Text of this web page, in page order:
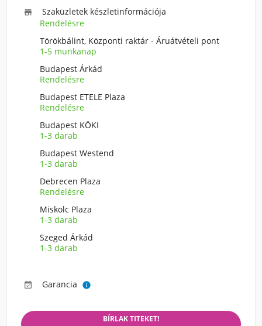

Szaküzletek készletinformációja
Rendelésre
Törökbálint, Központi raktár - Áruátvételi pont
1-5 munkanap
Budapest Árkád
Rendelésre
Budapest ETELE Plaza
Rendelésre
Budapest KÖKI
1-3 darab
Budapest Westend
1-3 darab
Debrecen Plaza
Rendelésre
Miskolc Plaza
1-3 darab
Szeged Árkád
1-3 darab
 Garancia 
BÍRLAK TITEKET!